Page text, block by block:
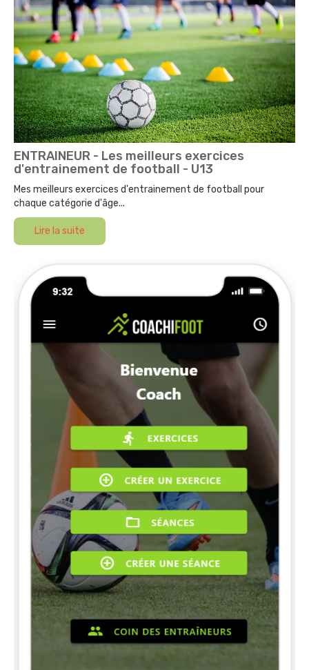
ENTRAINEUR - Les meilleurs exercices
d'entrainement de football - U13
Mes meilleurs exercices d'entrainement de football pour
chaque catégorie d'âge...
Lire la suite